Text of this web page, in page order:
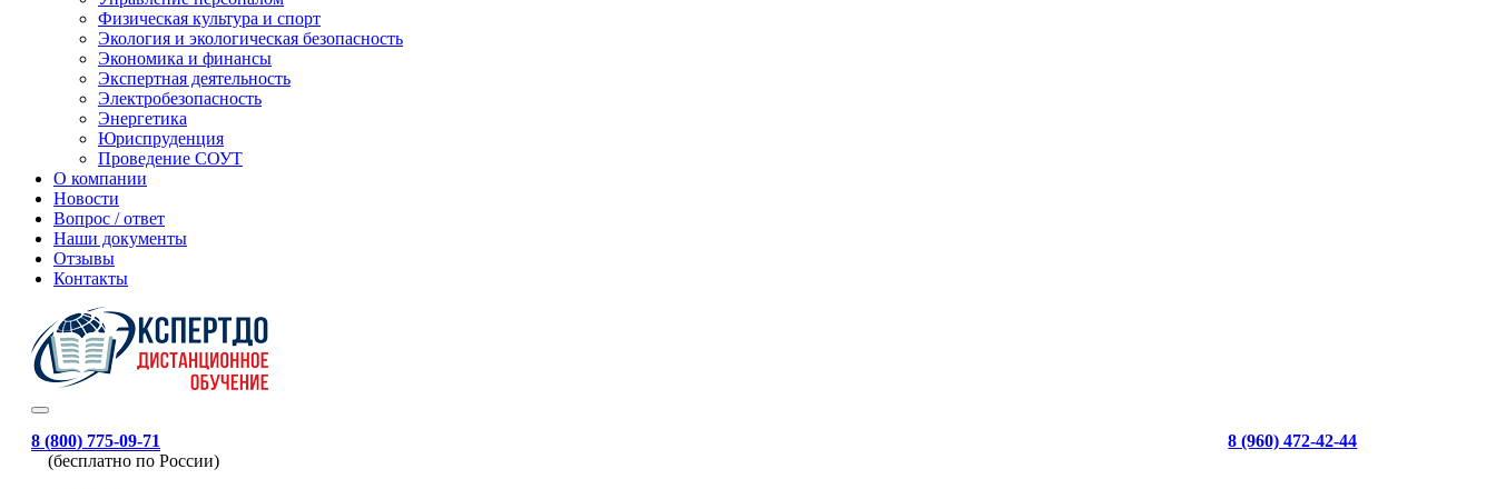
Физическая культура и спорт
Экология и экологическая безопасность
Экономика и финансы
Экспертная деятельность
Электробезопасность
Энергетика
Юриспруденция
Проведение СОУТ
О компании
Новости
Вопрос / ответ
Наши документы
Отзывы
Контакты
8 (800) 775-09-71
(бесплатно по России)
8 (960) 472-42-44